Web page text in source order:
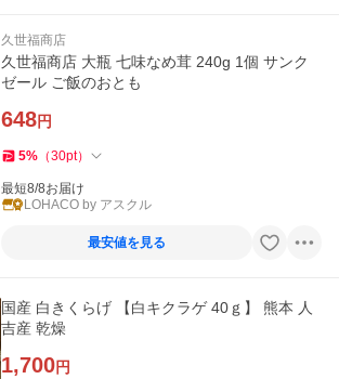
久世福商店
久世福商店 大瓶 七味なめ茸 240g 1個 サンク
ゼール ご飯のおとも
648円
5% （30pt）
最短8/8お届け
LOHACO by アスクル
最安値を見る
国産 白きくらげ 【白キクラゲ 40ｇ】 熊本 人
吉産 乾燥
1,700円